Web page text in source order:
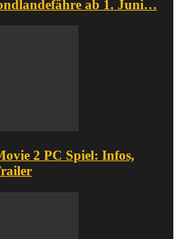
ab 1. Juni…
2 PC Spiel: Infos,